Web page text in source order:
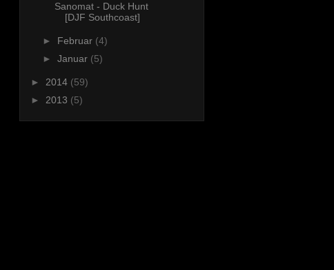
Sanomat - Duck Hunt
[DJF Southcoast]
► Februar (4)
► Januar (5)
► 2014 (59)
► 2013 (5)